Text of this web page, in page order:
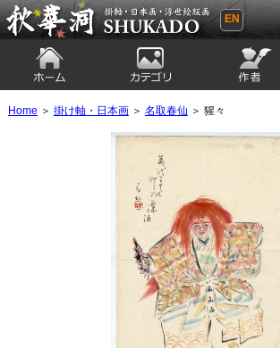
秋華洞 SHUKADO 掛軸・日本画・浮世
EN
Home ＞ 掛け軸・日本画＞ 名取春仙 ＞ 猩々